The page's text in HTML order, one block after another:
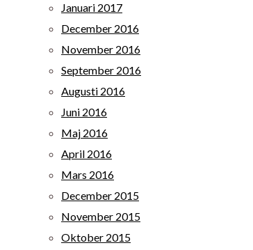
Januari 2017
December 2016
November 2016
September 2016
Augusti 2016
Juni 2016
Maj 2016
April 2016
Mars 2016
December 2015
November 2015
Oktober 2015